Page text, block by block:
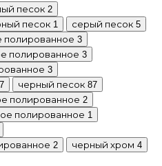
песок 2
песок 1 серый песок 5
полированное 3
полированное 3
3
7 черный песок 87
полированное 2
полированное 1
2 черный хром 4